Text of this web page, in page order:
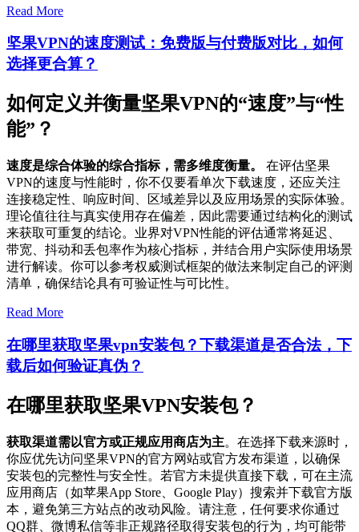
Read More
坚果VPN的速度测试：免费版与付费版对比，如何
选择更合算？
如何定义并衡量坚果VPN的“速度”与“性
能”？
速度是综合体验的综合指标，需多维度衡量。
在评估坚果
VPN的速度与性能时，你不仅要看单次下载速度，还应关注
连接稳定性、响应时间、区域差异以及应用场景的实际体验。
理论值往往与真实使用存在偏差，因此需要通过结构化的测试
来获取可重复的结论。业界对VPN性能的评估通常将延迟、
带宽、抖动和丢包率作为核心指标，并结合用户实际使用场景
进行解读。你可以参考权威测试框架的做法来制定自己的评测
清单，确保结论具有可验证性与可比性。
Read More
在哪里获取坚果vpn安装包？下载渠道是否合法，下
载后如何验证真伪？
在哪里获取坚果VPN安装包？
获取渠道需以官方或正规应用商店为主。在选择下载来源时，
你应优先访问坚果VPN的官方网站或官方发布渠道，以确保
安装包的完整性与安全性。若官方未提供直接下载，可在主流
应用商店（如苹果App Store、Google Play）搜索并下载官方版
本，避免第三方站点的改动风险。请注意，任何要求你通过
QQ群、微博私信等非正规路径取得安装包的行为，均可能带